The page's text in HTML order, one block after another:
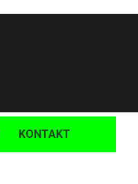
KONTAKT